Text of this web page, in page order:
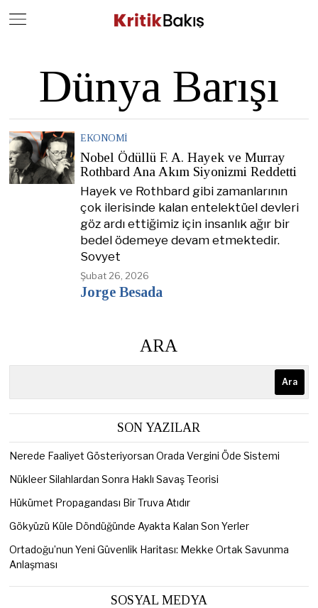
Dünya Barışı
EKONOMI
Nobel Ödüllü F. A. Hayek ve Murray
Rothbard Ana Akım Siyonizmi Reddetti
Hayek ve Rothbard gibi zamanlarının
çok ilerisinde kalan entelektüel devleri
göz ardı ettiğimiz için insanlık ağır bir
bedel ödemeye devam etmektedir.
Sovyet
Şubat 26, 2026
Jorge Besada
ARA
Ara
SON YAZILAR
Nerede Faaliyet Gösteriyorsan Orada Vergini Öde Sistemi
Nükleer Silahlardan Sonra Haklı Savaş Teorisi
Hükümet Propagandası Bir Truva Atıdır
Gökyüzü Küle Döndüğünde Ayakta Kalan Son Yerler
Ortadoğu’nun Yeni Güvenlik Haritası: Mekke Ortak Savunma
Anlaşması
SOSYAL MEDYA